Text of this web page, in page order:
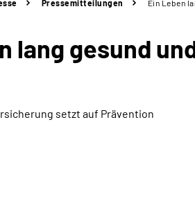
Pressemitteilungen Ein Leben
lang gesund
setzt auf Prävention